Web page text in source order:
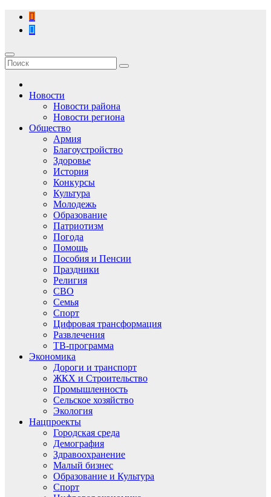
Перейти
содержимому
Новости
Новости района
Новости региона
Общество
Армия
Благоустройство
Здоровье
История
Конкурсы
Культура
Молодежь
Образование
Патриотизм
Погода
Помощь
Пособия и Пенсии
Праздники
Религия
СВО
Семья
Спорт
Цифровая трансформация
Развлечения
ТВ-программа
Экономика
Дороги и транспорт
ЖКХ и Строительство
Промышленность
Сельское хозяйство
Экология
Нацпроекты
Городская среда
Демография
Здравоохранение
Малый бизнес
Образование и Культура
Спорт